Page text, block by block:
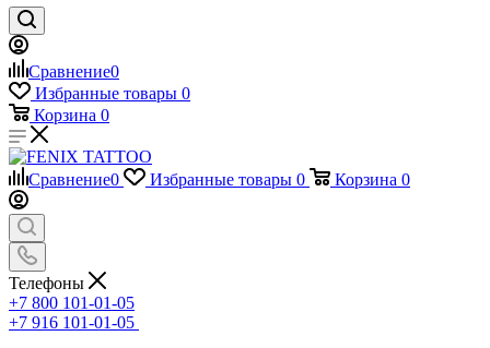
Сравнение0
Избранные товары 0
Корзина 0
Сравнение0 Избранные товары 0 Корзина 0
Телефоны
+7 800 101-01-05
+7 916 101-01-05